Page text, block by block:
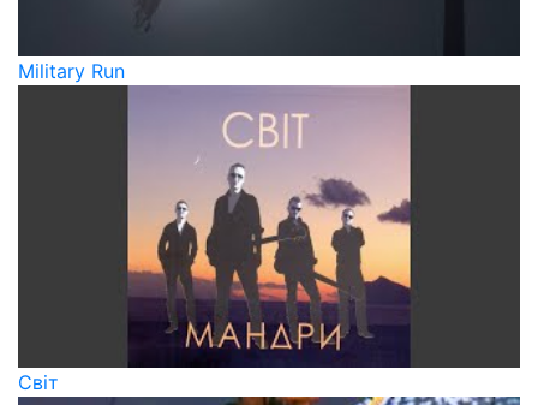
Military Run
Світ